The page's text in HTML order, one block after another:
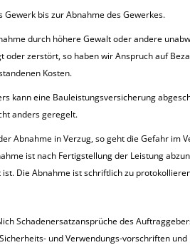
bis zur Abnahme des Gewerkes.
durch höhere Gewalt oder andere
oder zerstört, so haben wir Anspruch auf
Kosten.
kann eine Bauleistungsversicherung
anders geregelt.
Abnahme in Verzug, so geht die Gefahr im
ist nach Fertigstellung der Leistung
Die Abnahme ist schriftlich zu
Schadenersatzansprüche des
und Verwendungs-vorschriften